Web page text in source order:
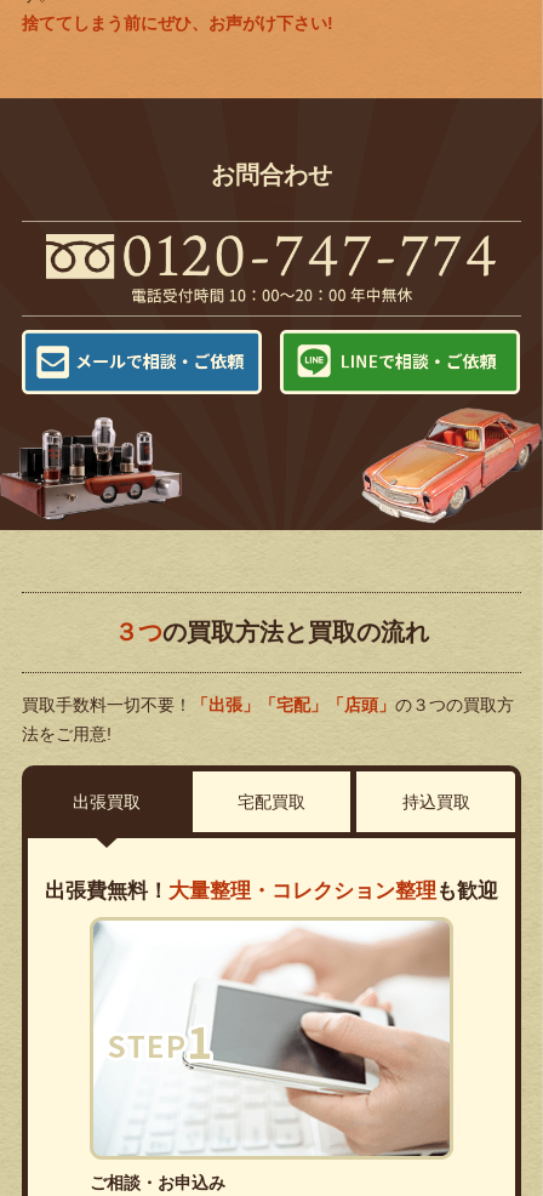
捨ててしまう前にぜひ、お声がけ下さい!
お問合わせ
３つの買取方法と買取の流れ
買取手数料一切不要！ 「出張」「宅配」「店頭」 の３つの買取方
法をご用意!
出張買取 宅配買取 持込買取
出張費無料！ 大量整理・コレクション整理 も歓迎
ご相談・お申込み